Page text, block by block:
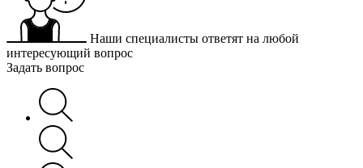
Наши специалисты ответят на любой
интересующий вопрос
Задать вопрос